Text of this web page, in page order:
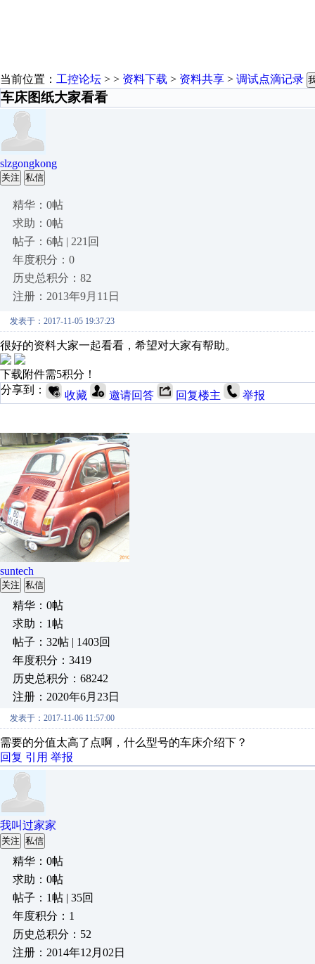
当前位置： 工控论坛 > > 资料下载 > 资料共享 > 调试点滴记录
车床图纸大家看看
slzgongkong
关注 私信
精华：0帖
求助：0帖
帖子：6帖 | 221回
年度积分：0
历史总积分：82
注册：2013年9月11日
发表于：2017-11-05 19:37:23
很好的资料大家一起看看，希望对大家有帮助。
下载附件需5积分！
分享到：
收藏 邀请回答 回复楼主 举报
suntech
关注 私信
精华：0帖
求助：1帖
帖子：32帖 | 1403回
年度积分：3419
历史总积分：68242
注册：2020年6月23日
发表于：2017-11-06 11:57:00
需要的分值太高了点啊，什么型号的车床介绍下？
回复 引用 举报
我叫过家家
关注 私信
精华：0帖
求助：0帖
帖子：1帖 | 35回
年度积分：1
历史总积分：52
注册：2014年12月02日